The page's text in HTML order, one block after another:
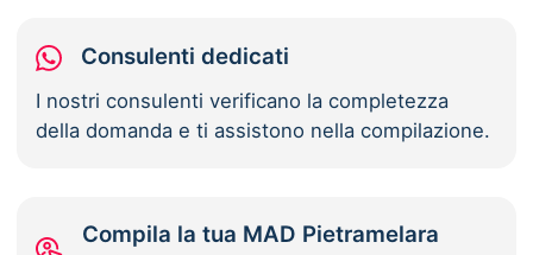
Consulenti dedicati
I nostri consulenti verificano la completezza
della domanda e ti assistono nella compilazione.
Compila la tua MAD Pietramelara